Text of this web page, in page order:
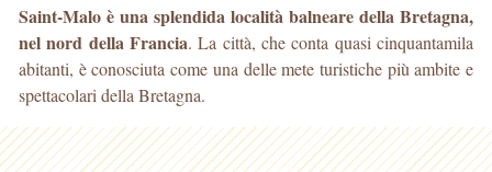
Saint-Malo è una splendida località balneare della Bretagna,
nel nord della Francia. La città, che conta quasi cinquantamila
abitanti, è conosciuta come una delle mete turistiche più ambite e
spettacolari della Bretagna.